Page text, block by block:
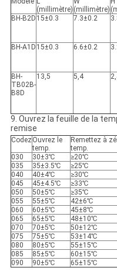
(millimètre) (millimètre)
BH-B2D 15±0.3 7.3±0.2
BH-A1D 15±0.3 6.6±0.2
BH-
TB02B-
B8D
13,5 5,4
9. Ouvrez la feuille de la
remise
CodezOuvrez le
temp.
Remettez à
temp.
030
30±3℃ ≥20℃
035
35±3.5℃ ≥25℃
040
40±4℃ ≥30℃
045
45±4.5℃ ≥33℃
050
50±5℃ ≥35℃
055
55±5℃ 42±6℃
060
60±5℃ 45±8℃
065
65±5℃ 48±10℃
070
70±5℃ 50±12℃
075
75±5℃ 53±14℃
080
80±5℃ 55±15℃
085
85±5℃ 60±15℃
090
90±5℃ 65±15℃